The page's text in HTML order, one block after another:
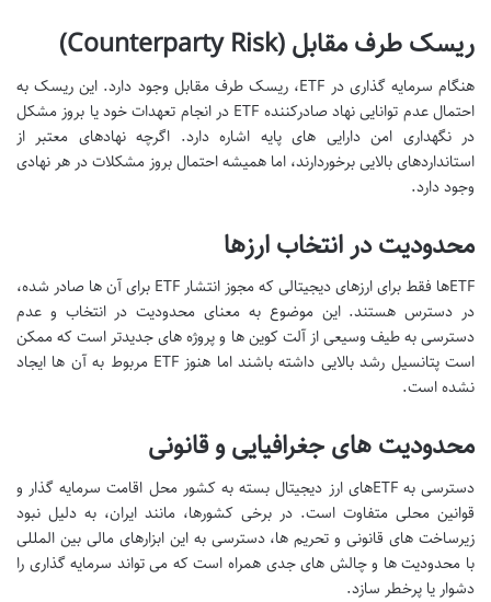
ریسک طرف مقابل (Counterparty Risk)
هنگام سرمایه گذاری در ETF، ریسک طرف مقابل وجود دارد. این ریسک به
احتمال عدم توانایی نهاد صادرکننده ETF در انجام تعهدات خود یا بروز مشکل
در نگهداری امن دارایی های پایه اشاره دارد. اگرچه نهادهای معتبر از
استانداردهای بالایی برخوردارند، اما همیشه احتمال بروز مشکلات در هر نهادی
وجود دارد.
محدودیت در انتخاب ارزها
ETFها فقط برای ارزهای دیجیتالی که مجوز انتشار ETF برای آن ها صادر شده،
در دسترس هستند. این موضوع به معنای محدودیت در انتخاب و عدم
دسترسی به طیف وسیعی از آلت کوین ها و پروژه های جدیدتر است که ممکن
است پتانسیل رشد بالایی داشته باشند اما هنوز ETF مربوط به آن ها ایجاد
نشده است.
محدودیت های جغرافیایی و قانونی
دسترسی به ETFهای ارز دیجیتال بسته به کشور محل اقامت سرمایه گذار و
قوانین محلی متفاوت است. در برخی کشورها، مانند ایران، به دلیل نبود
زیرساخت های قانونی و تحریم ها، دسترسی به این ابزارهای مالی بین المللی
با محدودیت ها و چالش های جدی همراه است که می تواند سرمایه گذاری را
دشوار یا پرخطر سازد.